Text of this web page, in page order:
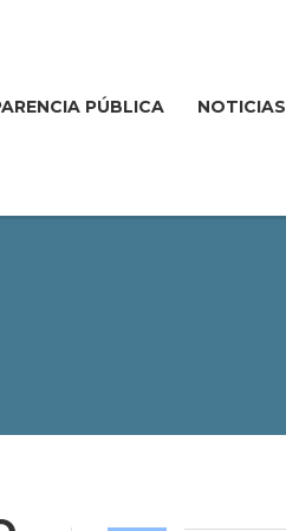
PÚBLICA NOTICIAS